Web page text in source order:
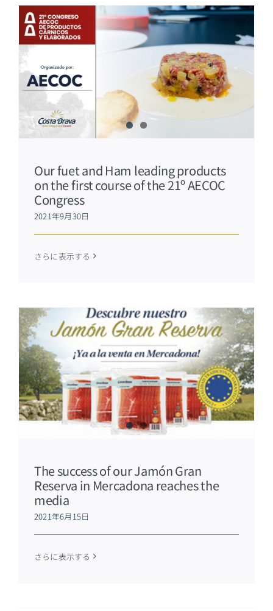
Our fuet and Ham leading products
on the first course of the 21º AECOC
Congress
2021年9月30日
さらに表示する
The success of our Jamón Gran
Reserva in Mercadona reaches the
media
2021年6月15日
さらに表示する